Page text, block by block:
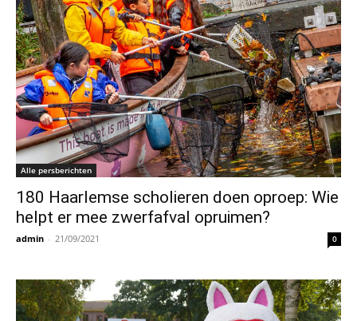
Alle persberichten
180 Haarlemse scholieren doen oproep: Wie
helpt er mee zwerfafval opruimen?
admin - 21/09/2021 0